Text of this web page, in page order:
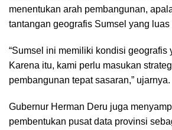
menentukan arah pembangunan,
tantangan geografis Sumsel yang luas
“Sumsel ini memiliki kondisi geografis
Karena itu, kami perlu masukan
pembangunan tepat sasaran,” ujarnya.
Gubernur Herman Deru juga
pembentukan pusat data provinsi